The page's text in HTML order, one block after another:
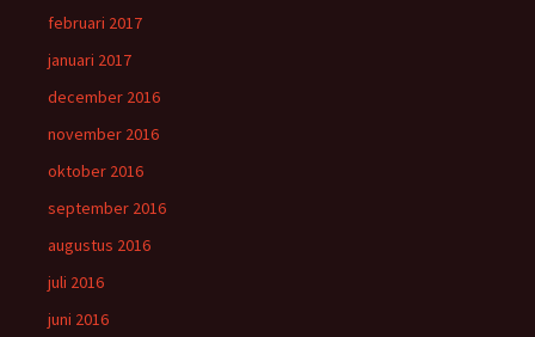
februari 2017
januari 2017
december 2016
november 2016
oktober 2016
september 2016
augustus 2016
juli 2016
juni 2016